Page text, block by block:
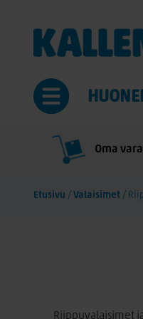
Oma
Etusivu / Valaisimet /
Riippuvalaisimet